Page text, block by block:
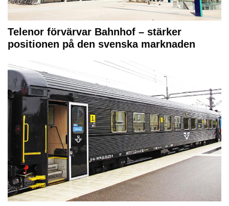
Telenor förvärvar Bahnhof – stärker
positionen på den svenska marknaden